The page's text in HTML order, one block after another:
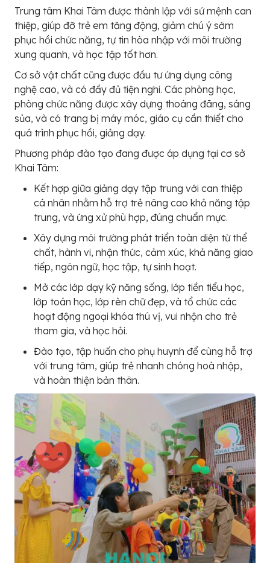
Trung tâm Khai Tâm được thành lập với sứ mệnh can
thiệp, giúp đỡ trẻ em tăng động, giảm chú ý sớm
phục hồi chức năng, tự tin hòa nhập với môi trường
xung quanh, và học tập tốt hơn.
Cơ sở vật chất cũng được đầu tư ứng dụng công
nghệ cao, và có đầy đủ tiện nghi. Các phòng học,
phòng chức năng được xây dựng thoáng đãng, sáng
sủa, và có trang bị máy móc, giáo cụ cần thiết cho
quá trình phục hồi, giảng dạy.
Phương pháp đào tạo đang được áp dụng tại cơ sở
Khai Tâm:
Kết hợp giữa giảng dạy tập trung với can thiệp
cá nhân nhằm hỗ trợ trẻ nâng cao khả năng tập
trung, và ứng xử phù hợp, đúng chuẩn mực.
Xây dựng môi trường phát triển toàn diện từ thể
chất, hành vi, nhận thức, cảm xúc, khả năng giao
tiếp, ngôn ngữ, học tập, tự sinh hoạt.
Mở các lớp dạy kỹ năng sống, lớp tiền tiểu học,
lớp toán học, lớp rèn chữ đẹp, và tổ chức các
hoạt động ngoại khóa thú vị, vui nhộn cho trẻ
tham gia, và học hỏi.
Đào tạo, tập huấn cho phụ huynh để cùng hỗ trợ
với trung tâm, giúp trẻ nhanh chóng hoà nhập,
và hoàn thiện bản thân.